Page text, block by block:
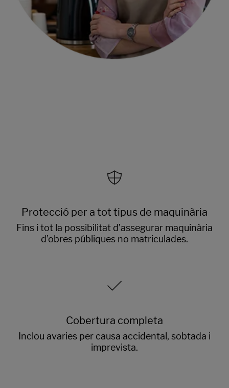
Protecció per a tot tipus de maquinària
Fins i tot la possibilitat d’assegurar maquinària
d’obres públiques no matriculades.
Cobertura completa
Inclou avaries per causa accidental, sobtada i
imprevista.